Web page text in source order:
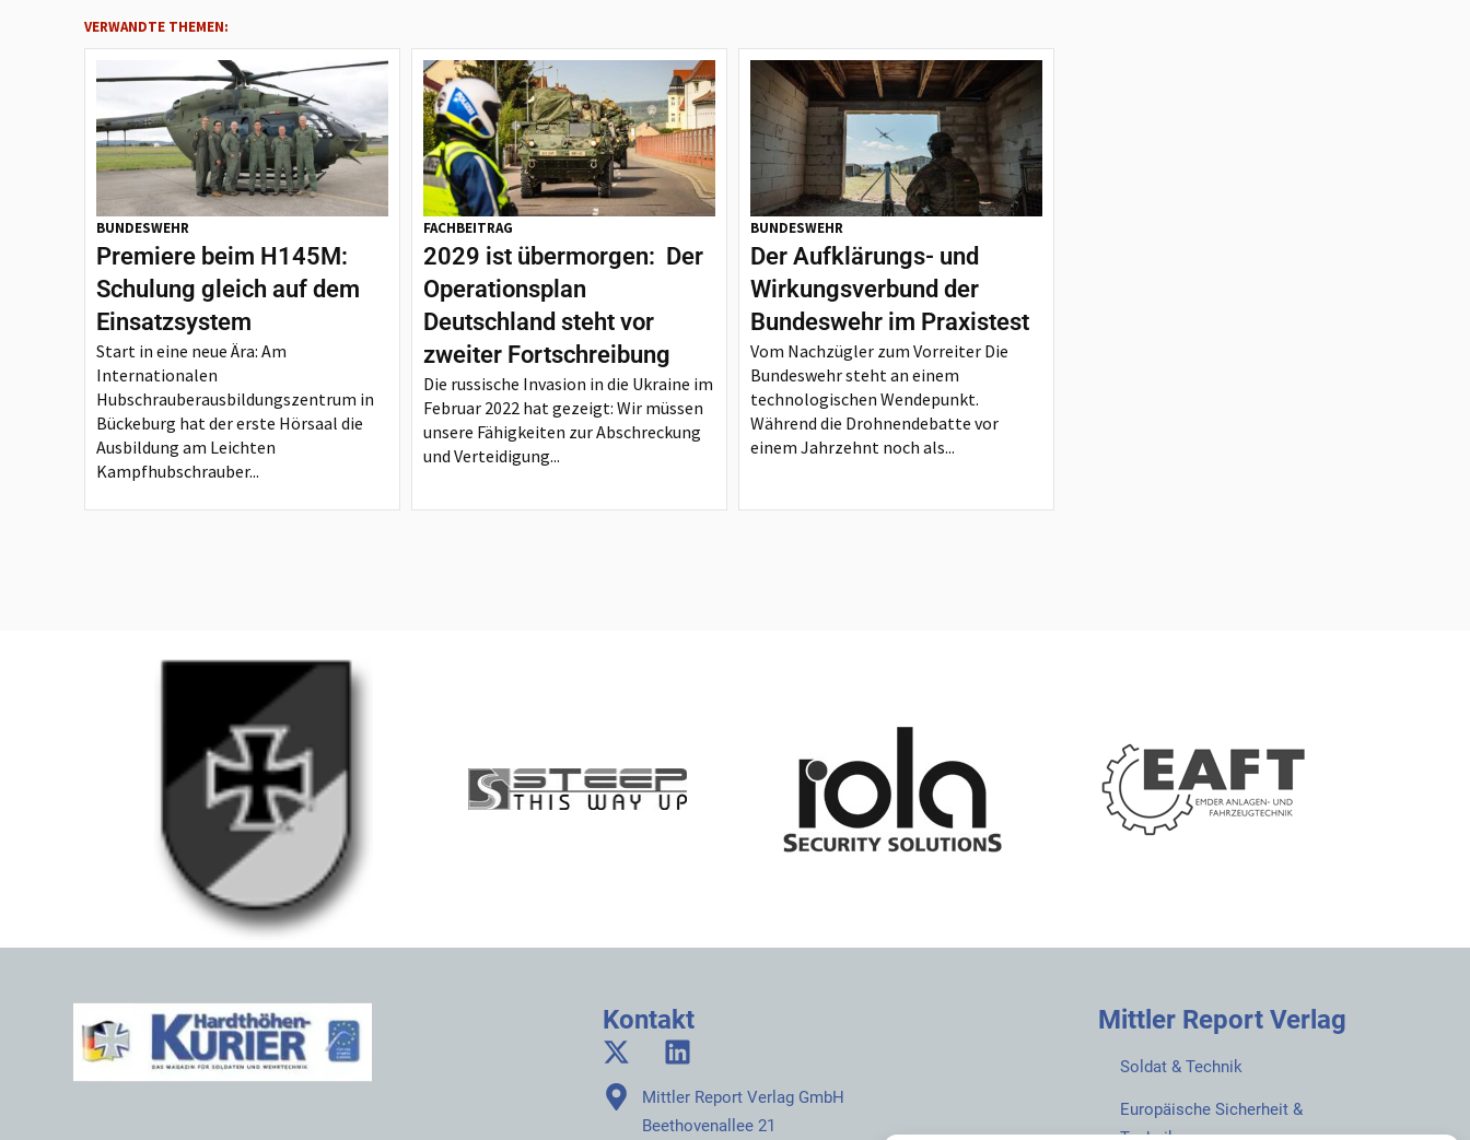
VERWANDTE THEMEN:
BUNDESWEHR
Premiere beim H145M:
Schulung gleich auf dem
Einsatzsystem
Start in eine neue Ära: Am
Internationalen
Hubschrauberausbildungszentrum in
Bückeburg hat der erste Hörsaal die
Ausbildung am Leichten
Kampfhubschrauber...
FACHBEITRAG
2029 ist übermorgen: Der
Operationsplan
Deutschland steht vor
zweiter Fortschreibung
Die russische Invasion in die Ukraine im
Februar 2022 hat gezeigt: Wir müssen
unsere Fähigkeiten zur Abschreckung
und Verteidigung...
BUNDESWEHR
Der Aufklärungs- und
Wirkungsverbund der
Bundeswehr im Praxistest
Vom Nachzügler zum Vorreiter Die
Bundeswehr steht an einem
technologischen Wendepunkt.
Während die Drohnendebatte vor
einem Jahrzehnt noch als...
Kontakt
Mittler Report Verlag GmbH
Beethovenallee 21
Mittler Report Verlag
Soldat & Technik
Europäische Sicherheit &